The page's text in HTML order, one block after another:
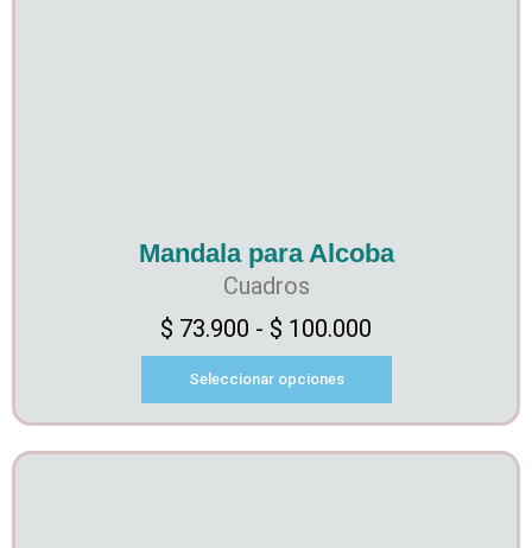
Mandala para Alcoba
Cuadros
$ 73.900 - $ 100.000
Seleccionar opciones